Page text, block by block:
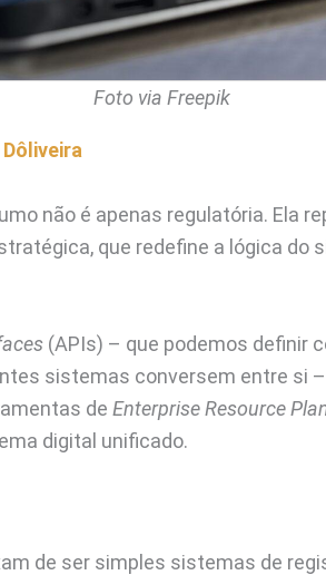
Foto via Freepik
não é apenas regulatória. Ela
que redefine a lógica do
(APIs) – que podemos definir
sistemas conversem entre si
de Enterprise Resource
digital unificado.
de ser simples sistemas de